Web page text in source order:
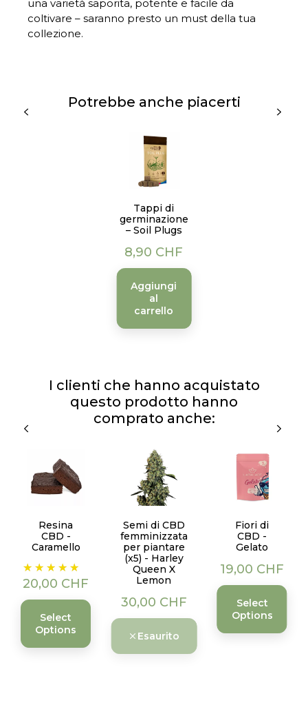
una varietà saporita, potente e facile da
coltivare – saranno presto un must della tua
collezione.
Potrebbe anche piacerti
Tappi di
germinazione
– Soil Plugs
Prezzo
8,90 CHF
Aggiungi
al
carrello
I clienti che hanno acquistato
questo prodotto hanno
comprato anche:
Resina
CBD -
Caramello
Prezzo
20,00 CHF
Select
Options
Semi di CBD
femminizzata
per piantare
(x5) - Harley
Queen X
Lemon
Prezzo
30,00 CHF
Esaurito
Fiori di
CBD -
Gelato
Prezzo
19,00 CHF
Select
Options